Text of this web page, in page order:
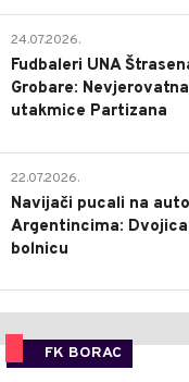
24.07.2026.
Fudbaleri UNA
Grobare:
utakmice Partizana
22.07.2026.
Navijači pucali na
Argentincima:
bolnicu
FK BORAC